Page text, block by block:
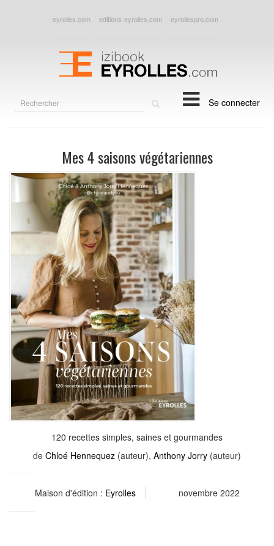
eyrolles.com editions-eyrolles.com eyrollespro.com
Se connecter
Mes 4 saisons végétariennes
120 recettes simples, saines et gourmandes
de Chloé Hennequez (auteur), Anthony Jorry (auteur)
Maison d'édition : Eyrolles novembre 2022